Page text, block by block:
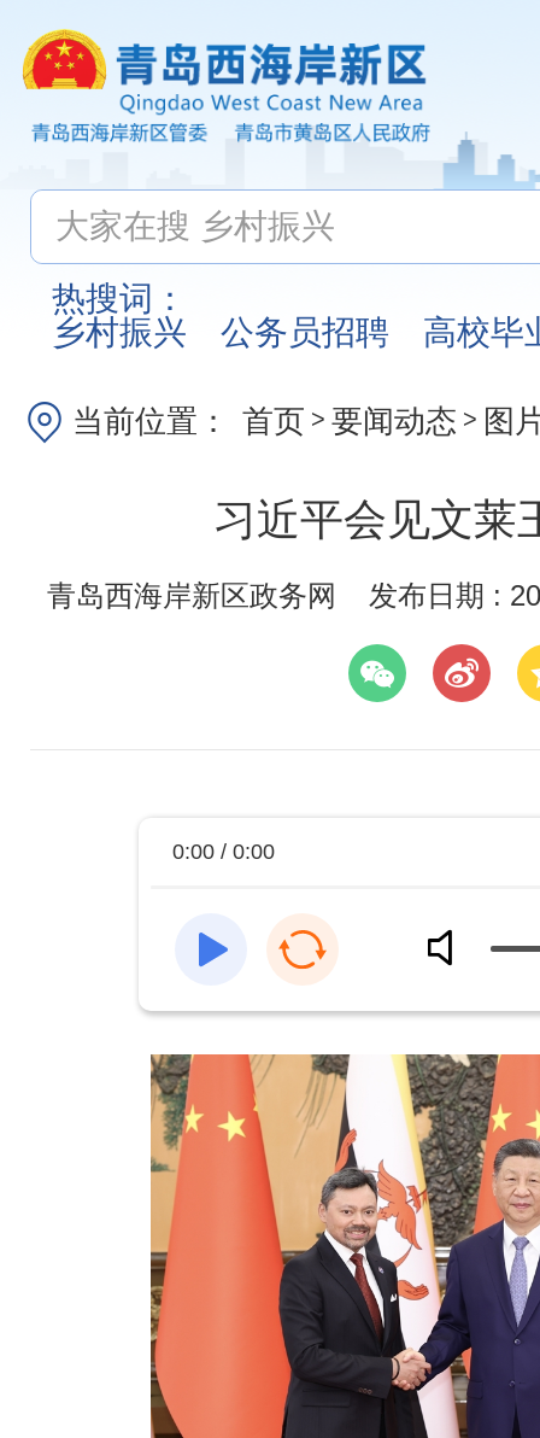
热搜词：
乡村振兴
公务员招聘 高校毕
当前位置： 首页 > 要闻动态 > 图
习近平会见文莱
青岛西海岸新区政务网 发布日期 :
0:00 / 0:00